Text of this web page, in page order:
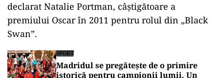
declarat Natalie Portman, câștigătoare a
premiului Oscar în 2011 pentru rolul din „Black
Swan”.
SPORT
Madridul se pregătește de o primire
istorică pentru campionii lumii. Un